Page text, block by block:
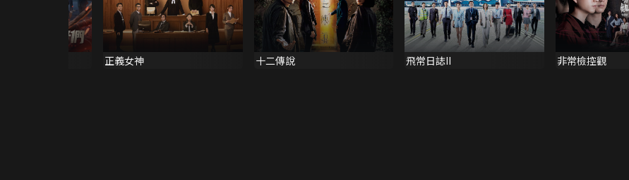
正義女神 十二傳說 飛常日誌II 非常檢控觀